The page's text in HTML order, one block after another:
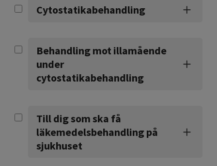
Cytostatikabehandling
Behandling mot illamående
under
cytostatikabehandling
Till dig som ska få
läkemedelsbehandling på
sjukhuset